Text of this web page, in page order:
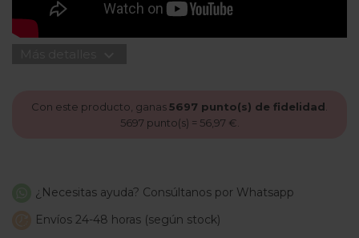
Con este producto, ganas5697 punto(s) de fidelidad
5697 punto(s) = 56,97 €
¿Necesitas ayuda? Consúltanos por Whatsapp
Envíos 24-48 horas (según stock)